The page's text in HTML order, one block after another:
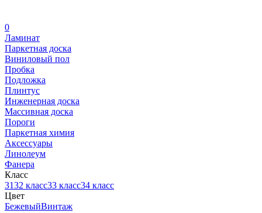
0
Ламинат
Паркетная доска
Виниловый пол
Пробка
Подложка
Плинтус
Инженерная доска
Массивная доска
Пороги
Паркетная химия
Аксессуары
Линолеум
Фанера
Класс
3132 класс33 класс34 класс
Цвет
БежевыйВинтаж